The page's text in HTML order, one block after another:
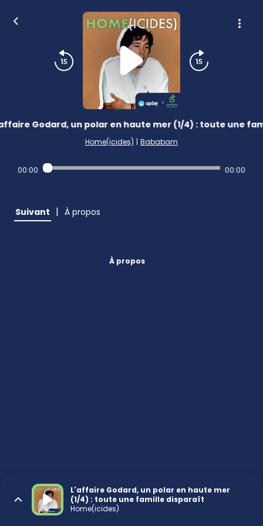
Godard, un polar en haute mer (1/4) : toute une
Home(icides) | Bababam
00:00 00:00
Suivant | À propos
À propos
L'affaire Godard, un polar en haute mer
(1/4) : toute une famille disparaît
Home(icides)